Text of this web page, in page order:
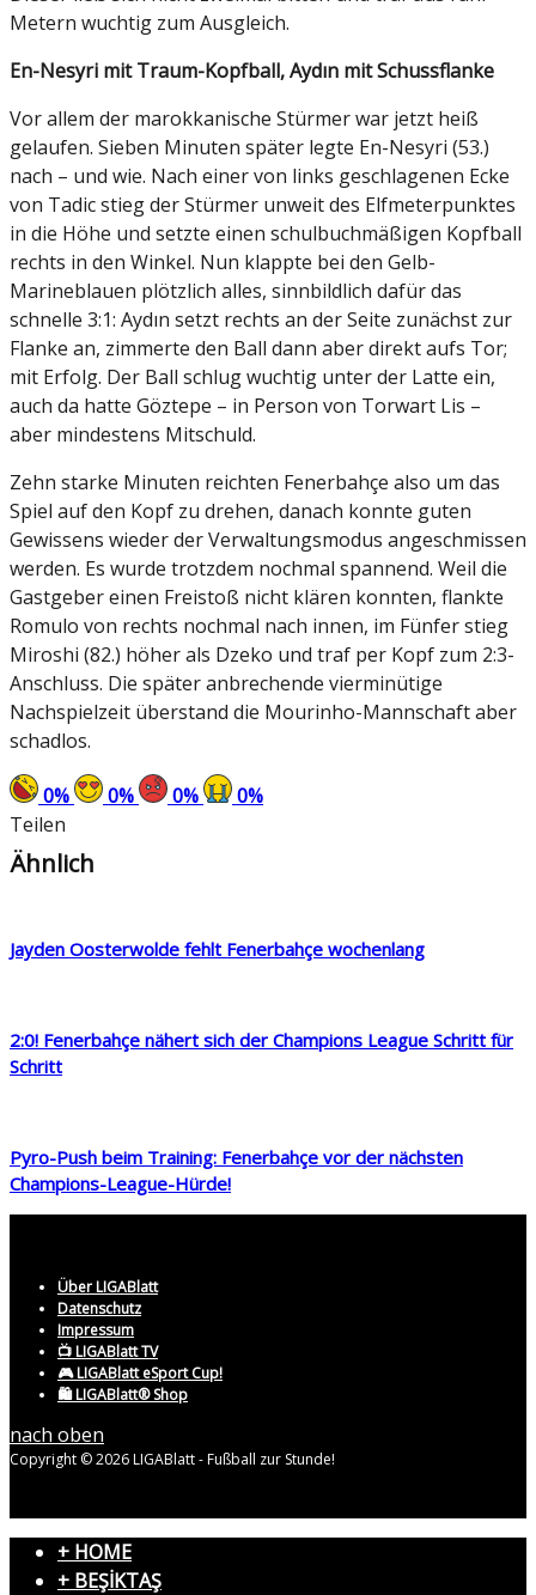
Metern wuchtig zum Ausgleich.
En-Nesyri mit Traum-Kopfball, Aydın mit Schussflanke
Vor allem der marokkanische Stürmer war jetzt heiß
gelaufen. Sieben Minuten später legte En-Nesyri (53.)
nach – und wie. Nach einer von links geschlagenen Ecke
von Tadic stieg der Stürmer unweit des Elfmeterpunktes
in die Höhe und setzte einen schulbuchmäßigen Kopfball
rechts in den Winkel. Nun klappte bei den Gelb-
Marineblauen plötzlich alles, sinnbildlich dafür das
schnelle 3:1: Aydın setzt rechts an der Seite zunächst zur
Flanke an, zimmerte den Ball dann aber direkt aufs Tor;
mit Erfolg. Der Ball schlug wuchtig unter der Latte ein,
auch da hatte Göztepe – in Person von Torwart Lis –
aber mindestens Mitschuld.
Zehn starke Minuten reichten Fenerbahçe also um das
Spiel auf den Kopf zu drehen, danach konnte guten
Gewissens wieder der Verwaltungsmodus angeschmissen
werden. Es wurde trotzdem nochmal spannend. Weil die
Gastgeber einen Freistoß nicht klären konnten, flankte
Romulo von rechts nochmal nach innen, im Fünfer stieg
Miroshi (82.) höher als Dzeko und traf per Kopf zum 2:3-
Anschluss. Die später anbrechende vierminütige
Nachspielzeit überstand die Mourinho-Mannschaft aber
schadlos.
0% 0% 0% 0%
Teilen
Ähnlich
Jayden Oosterwolde fehlt Fenerbahçe wochenlang
2:0! Fenerbahçe nähert sich der Champions League Schritt für
Schritt
Pyro-Push beim Training: Fenerbahçe vor der nächsten
Champions-League-Hürde!
Über LIGABlatt
Datenschutz
Impressum
📺 LIGABlatt TV
🎮 LIGABlatt eSport Cup!
🛍️ LIGABlatt® Shop
nach oben
Copyright © 2026 LIGABlatt - Fußball zur Stunde!
+ HOME
+ BEŞİKTAŞ